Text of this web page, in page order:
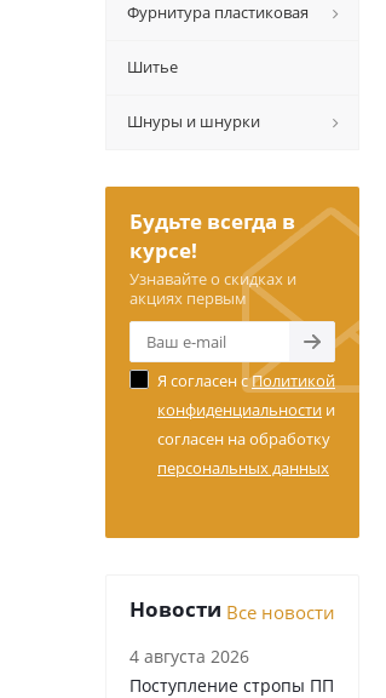
Фурнитура пластиковая
Шитье
Шнуры и шнурки
Будьте всегда в
курсе!
Узнавайте о скидках и
акциях первым
Я согласен сПолитикой
конфиденциальности и
согласен на обработку
персональных данных
Новости Все новости
4 августа 2026
Поступление стропы ПП